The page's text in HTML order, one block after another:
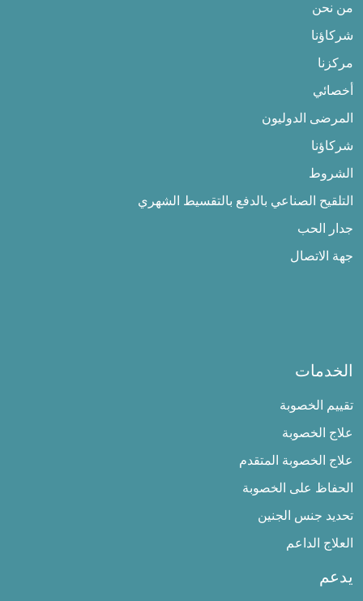
من نحن
شركاؤنا
مركزنا
أخصائي
المرضى الدوليون
شركاؤنا
الشروط
التلقيح الصناعي بالدفع بالتقسيط الشهري
جدار الحب
جهة الاتصال
الخدمات
تقييم الخصوبة
علاج الخصوبة
علاج الخصوبة المتقدم
الحفاظ على الخصوبة
تحديد جنس الجنين
العلاج الداعم
يدعم